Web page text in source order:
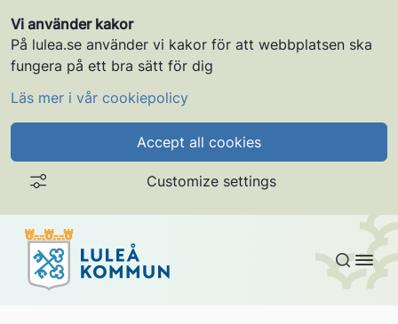
Vi använder kakor
På lulea.se använder vi kakor för att webbplatsen ska
fungera på ett bra sätt för dig
Läs mer i vår cookiepolicy
Accept all cookies
Customize settings
Gå till innehållet